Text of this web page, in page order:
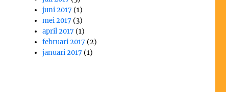
juni 2017 (1)
mei 2017 (3)
april 2017 (1)
februari 2017 (2)
januari 2017 (1)